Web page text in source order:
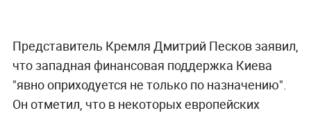
Представитель Кремля Дмитрий Песков заявил,
что западная финансовая поддержка Киева
"явно оприходуется не только по назначению".
Он отметил, что в некоторых европейских